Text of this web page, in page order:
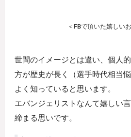
＜FBで頂いた嬉しい
世間のイメージとは違い、個人
方が歴史が長く（選手時代相当
よく知っていると思います。
エバンジェリストなんて嬉しい
締まる思いです。